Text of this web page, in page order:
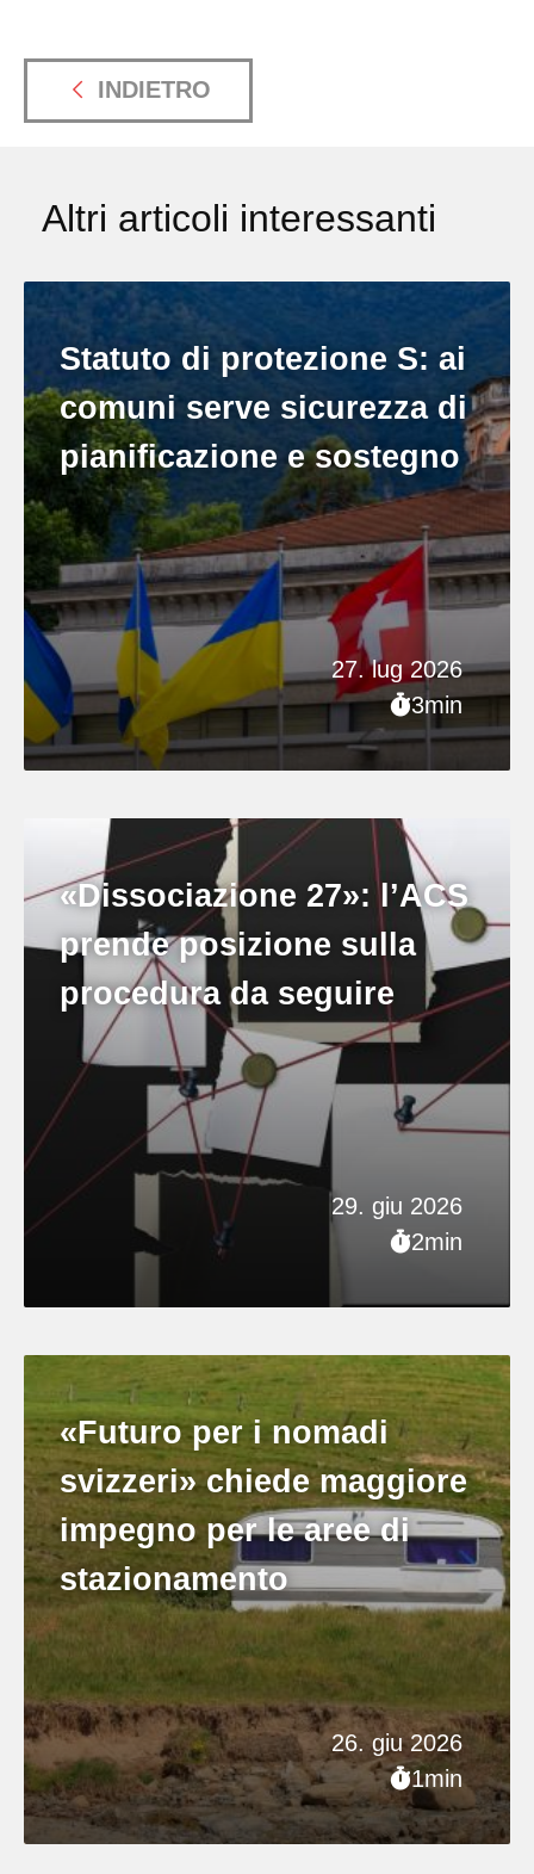
INDIETRO
Altri articoli interessanti
27. lug 2026
3min
Statuto di protezione S: ai
comuni serve sicurezza di
pianificazione e sostegno
29. giu 2026
2min
«Dissociazione 27»: l’ACS
prende posizione sulla
procedura da seguire
26. giu 2026
1min
«Futuro per i nomadi
svizzeri» chiede maggiore
impegno per le aree di
stazionamento